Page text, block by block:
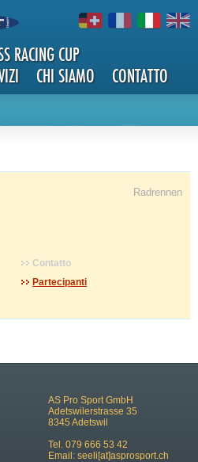
RACING CUP
CHI SIAMO CONTATTO
Radrennen
Contatto
Partecipanti
AS Pro Sport GmbH
Adetswilerstrasse 35
8345 Adetswil
Tel. 079 666 53 42
Email: seeli[at]asprosport.ch